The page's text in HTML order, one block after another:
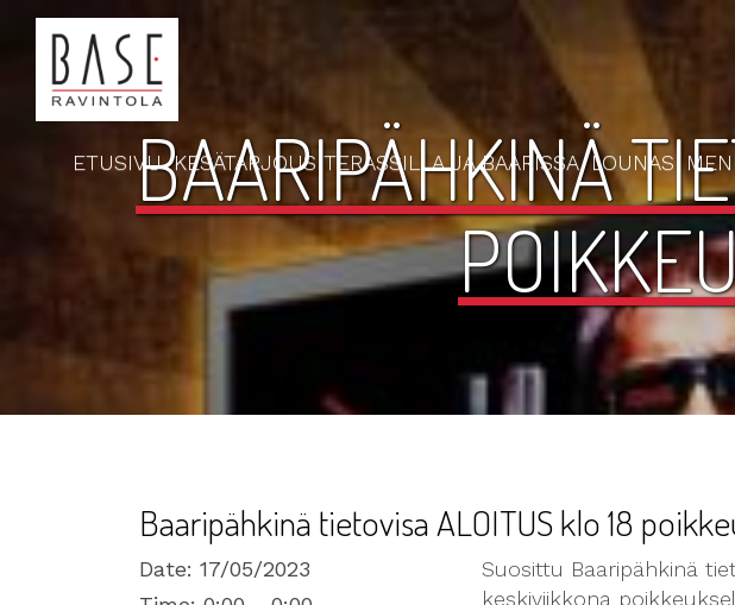
ETUSIVU KESÄTARJOUS TERASSILLA JA BAARISSA LOUNAS
BAARIPÄHKINÄ
Baaripähkinä tietovisa ALOITUS klo 18
Date: 17/05/2023
Suosittu Baaripähkinä
keskiviikkona